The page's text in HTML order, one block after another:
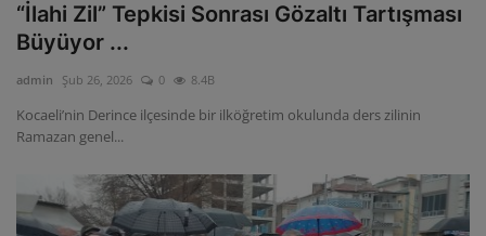
“İlahi Zil” Tepkisi Sonrası Gözaltı Tartışması
Büyüyor ...
admin Şub 26, 2026 0 8.4B
Kocaeli’nin Derince ilçesinde bir ilköğretim okulunda ders zilinin
Ramazan genel...